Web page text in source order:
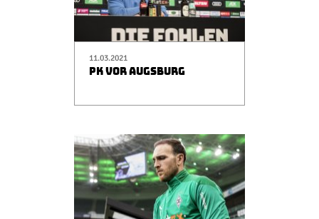
11.03.2021
PK VOR AUGSBURG